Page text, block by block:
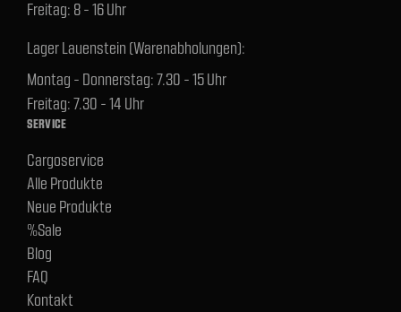
Freitag: 8 - 16 Uhr
Lager Lauenstein (Warenabholungen):
Montag - Donnerstag: 7.30 - 15 Uhr
Freitag: 7.30 - 14 Uhr
SERVICE
Cargoservice
Alle Produkte
Neue Produkte
%Sale
Blog
FAQ
Kontakt